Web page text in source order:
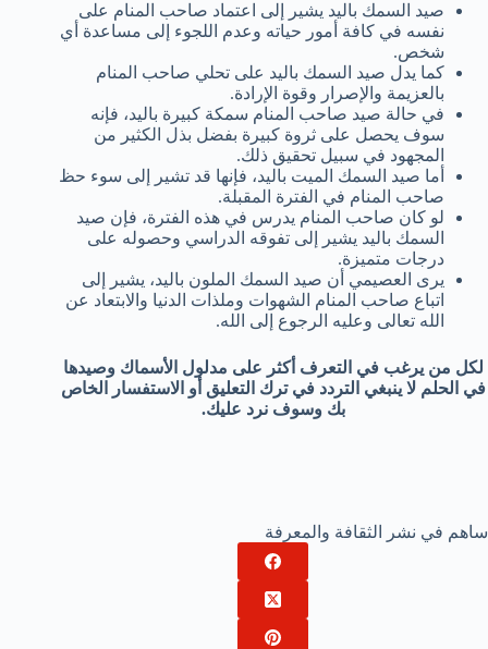
صيد السمك باليد يشير إلى اعتماد صاحب المنام على
نفسه في كافة أمور حياته وعدم اللجوء إلى مساعدة أي
شخص.
كما يدل صيد السمك باليد على تحلي صاحب المنام
بالعزيمة والإصرار وقوة الإرادة.
في حالة صيد صاحب المنام سمكة كبيرة باليد، فإنه
سوف يحصل على ثروة كبيرة بفضل بذل الكثير من
المجهود في سبيل تحقيق ذلك.
أما صيد السمك الميت باليد، فإنها قد تشير إلى سوء حظ
صاحب المنام في الفترة المقبلة.
لو كان صاحب المنام يدرس في هذه الفترة، فإن صيد
السمك باليد يشير إلى تفوقه الدراسي وحصوله على
درجات متميزة.
يرى العصيمي أن صيد السمك الملون باليد، يشير إلى
اتباع صاحب المنام الشهوات وملذات الدنيا والابتعاد عن
الله تعالى وعليه الرجوع إلى الله.
لكل من يرغب في التعرف أكثر على مدلول الأسماك وصيدها
في الحلم لا ينبغي التردد في ترك التعليق أو الاستفسار الخاص
بك وسوف نرد عليك.
ساهم في نشر الثقافة والمعرفة